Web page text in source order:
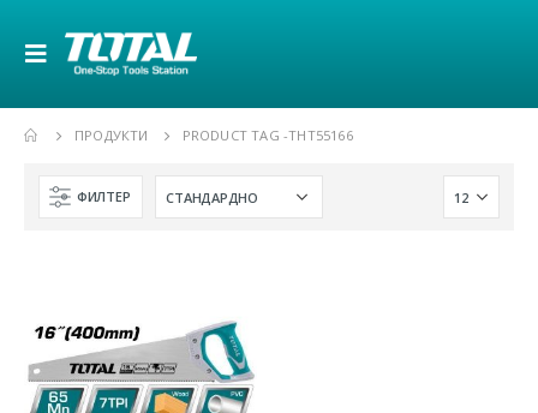
ПРОДУКТИ PRODUCT TAG -THT55166
ФИЛТЕР